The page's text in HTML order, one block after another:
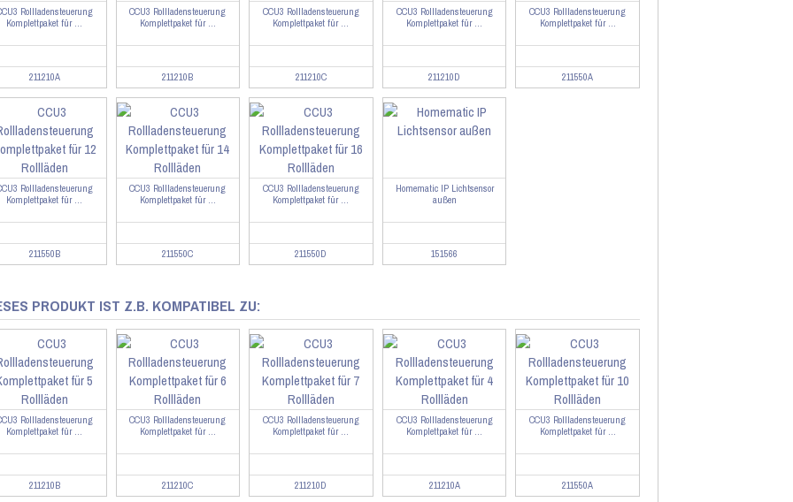
Rollladensteuerung
Komplettpaket für ...
211210A
CCU3 Rollladensteuerung
Komplettpaket für ...
211210B
CCU3 Rollladensteuerung
Komplettpaket für ...
211210C
CCU3 Rollladensteuerung
Komplettpaket für ...
211210D
CCU3 Rollladensteuerung
Komplettpaket für ...
211550A
Rollladensteuerung
Komplettpaket für ...
211550B
CCU3 Rollladensteuerung
Komplettpaket für ...
211550C
CCU3 Rollladensteuerung
Komplettpaket für ...
211550D
Homematic IP Lichtsensor
außen
151566
PRODUKT IST Z.B. KOMPATIBEL ZU:
Rollladensteuerung
Komplettpaket für ...
211210B
CCU3 Rollladensteuerung
Komplettpaket für ...
211210C
CCU3 Rollladensteuerung
Komplettpaket für ...
211210D
CCU3 Rollladensteuerung
Komplettpaket für ...
211210A
CCU3 Rollladensteuerung
Komplettpaket für ...
211550A